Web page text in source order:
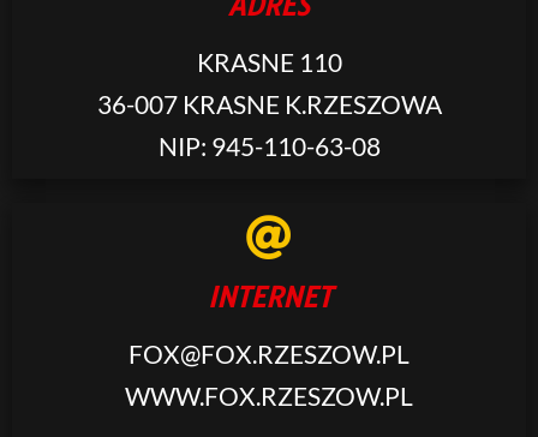
KRASNE 110
36-007 KRASNE K.RZESZOWA
NIP: 945-110-63-08
INTERNET
FOX@FOX.RZESZOW.PL
WWW.FOX.RZESZOW.PL